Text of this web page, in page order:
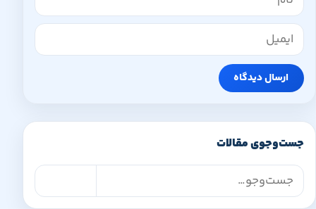
ایمیل
ارسال دیدگاه
جست‌وجوی مقالات
جست‌وجوی مقالات